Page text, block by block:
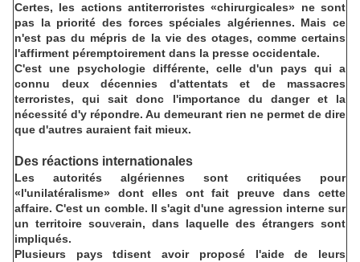
Certes, les actions antiterroristes «chirurgicales» ne sont
pas la priorité des forces spéciales algériennes. Mais ce
n'est pas du mépris de la vie des otages, comme certains
l'affirment péremptoirement dans la presse occidentale.
C'est une psychologie différente, celle d'un pays qui a
connu deux décennies d'attentats et de massacres
terroristes, qui sait donc l'importance du danger et la
nécessité d'y répondre. Au demeurant rien ne permet de dire
que d'autres auraient fait mieux.
Des réactions internationales
Les autorités algériennes sont critiquées pour
«l'unilatéralisme» dont elles ont fait preuve dans cette
affaire. C'est un comble. Il s'agit d'une agression interne sur
un territoire souverain, dans laquelle des étrangers sont
impliqués.
Plusieurs pays tdisent avoir proposé l'aide de leurs